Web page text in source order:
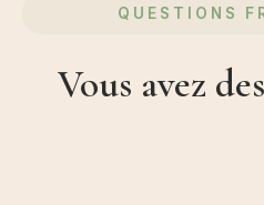
QUESTIONS
Vous avez